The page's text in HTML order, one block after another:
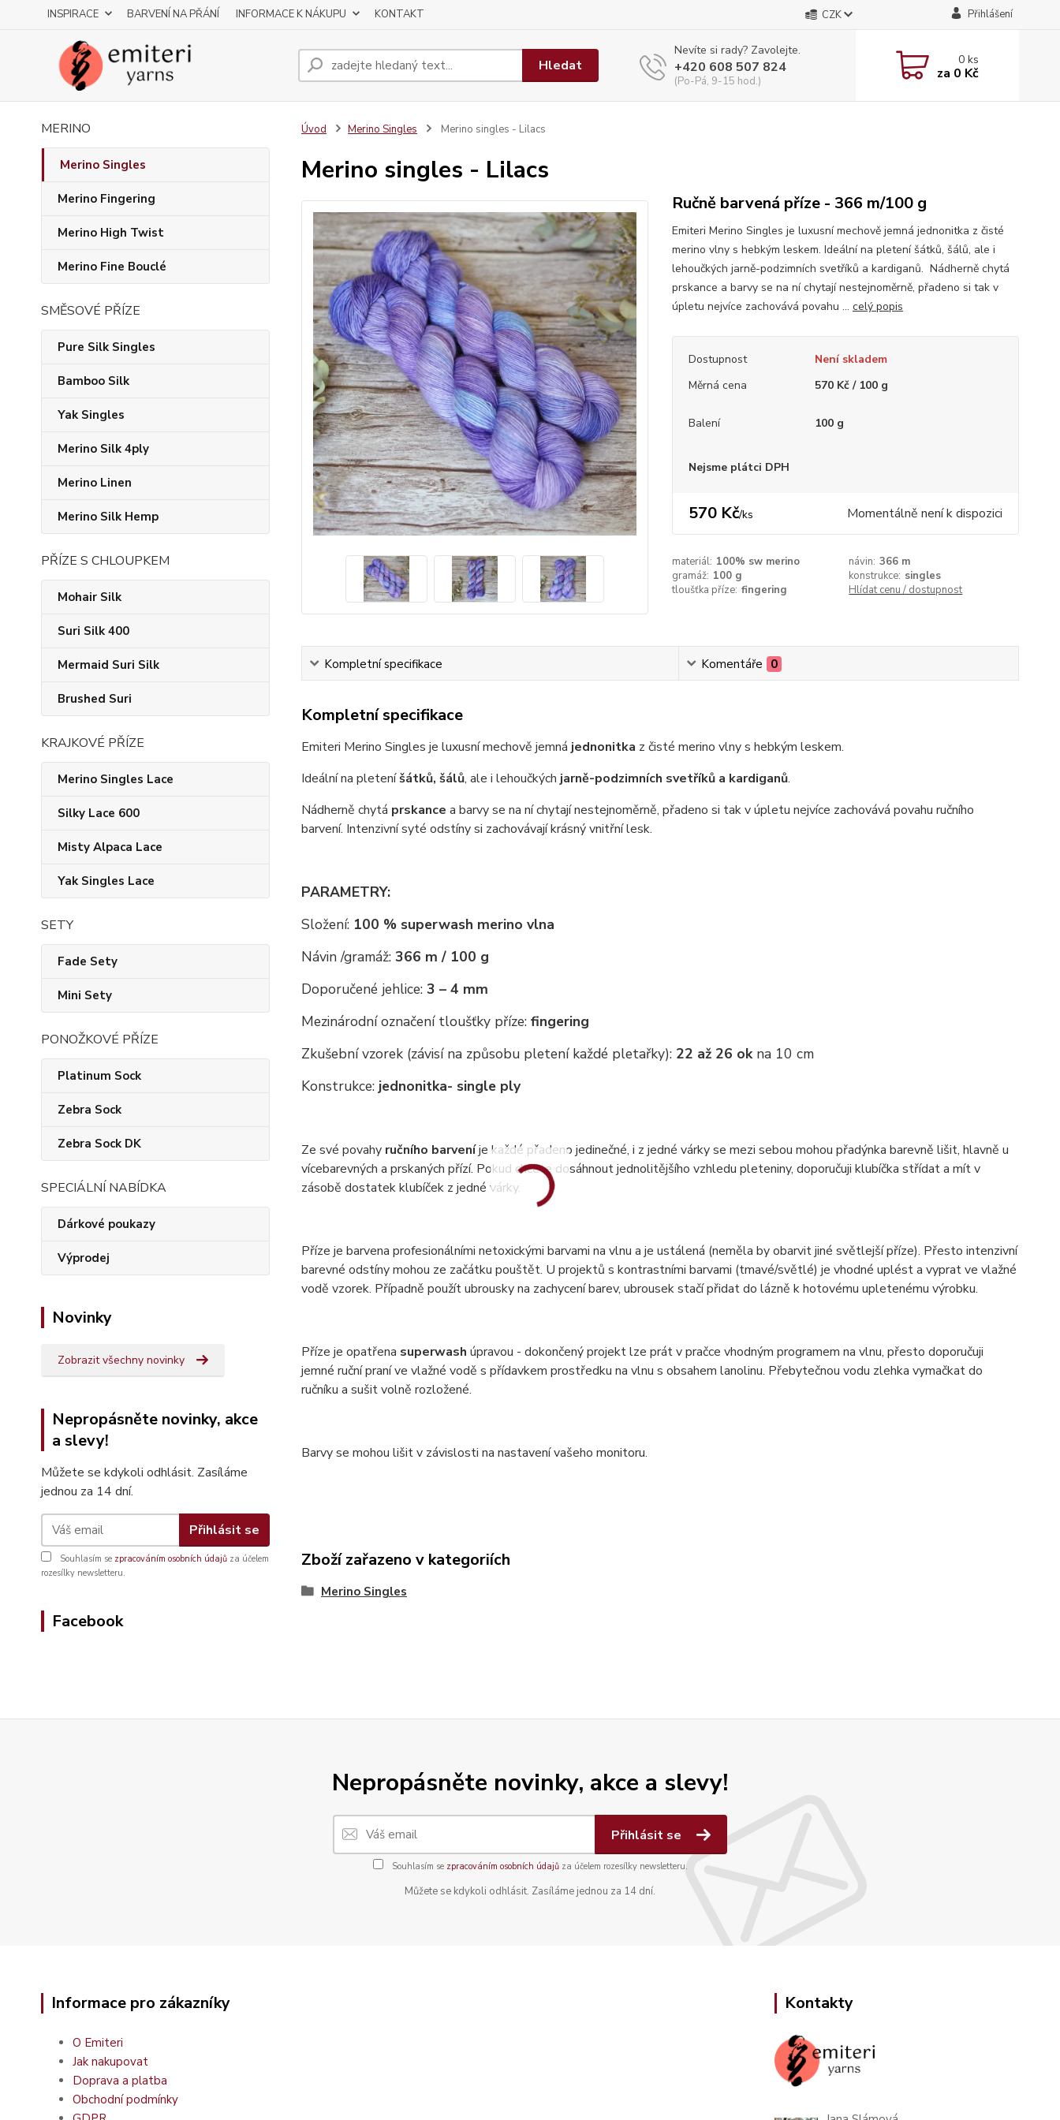
INSPIRACE BARVENÍ NA PŘÁNÍ INFORMACE K NÁKUPU KONTAKT CZK Přihlášení
Hledat
Nevíte si rady? Zavolejte.
+420 608 507 824
(Po-Pá, 9-15 hod.)
0ks
za 0 Kč
MERINO
Merino Singles
Merino Fingering
Merino High Twist
Merino Fine Bouclé
SMĚSOVÉ PŘÍZE
Pure Silk Singles
Bamboo Silk
Yak Singles
Merino Silk 4ply
Merino Linen
Merino Silk Hemp
PŘÍZE S CHLOUPKEM
Mohair Silk
Suri Silk 400
Mermaid Suri Silk
Brushed Suri
KRAJKOVÉ PŘÍZE
Merino Singles Lace
Silky Lace 600
Misty Alpaca Lace
Yak Singles Lace
SETY
Fade Sety
Mini Sety
PONOŽKOVÉ PŘÍZE
Platinum Sock
Zebra Sock
Zebra Sock DK
SPECIÁLNÍ NABÍDKA
Dárkové poukazy
Výprodej
Novinky
Zobrazit všechny novinky
Nepropásněte novinky, akce
a slevy!
Můžete se kdykoli odhlásit. Zasíláme
jednou za 14 dní.
Přihlásit se
Souhlasím se zpracováním osobních údajů za účelem
rozesílky newsletteru.
Facebook
Úvod Merino Singles Merino singles - Lilacs
Merino singles - Lilacs
Ručně barvená příze - 366 m/100 g
Emiteri Merino Singles je luxusní mechově jemná jednonitka z čisté
merino vlny s hebkým leskem. Ideální na pletení šátků, šálů, ale i
lehoučkých jarně-podzimních svetříků a kardiganů. Nádherně chytá
prskance a barvy se na ní chytají nestejnoměrně, přadeno si tak v
úpletu nejvíce zachovává povahu ... celý popis
Dostupnost
Není skladem
Měrná cena
570 Kč / 100 g
Balení 100 g
Nejsme plátci DPH
570 Kč/ks Momentálně není k dispozici
materiál: 100% sw merino návin: 366 m
gramáž: 100 g konstrukce: singles
tloušťka příze: fingering Hlídat cenu / dostupnost
Kompletní specifikace Komentáře 0
Kompletní specifikace
Emiteri Merino Singles je luxusní mechově jemná jednonitka z čisté merino vlny s hebkým leskem.
Ideální na pleteníšátků, šálů, ale i lehoučkých jarně-podzimních svetříků a kardiganů.
Nádherně chytá prskance a barvy se na ní chytají nestejnoměrně, přadeno si tak v úpletu nejvíce zachovává povahu ručního
barvení. Intenzivní syté odstíny si zachovávají krásný vnitřní lesk.
PARAMETRY:
Složení: 100 % superwash merino vlna
Návin /gramáž:366 m / 100 g
Doporučené jehlice: 3 – 4 mm
Mezinárodní označení tloušťky příze: fingering
Zkušební vzorek (závisí na způsobu pletení každé pletařky): 22 až 26 okna 10 cm
Konstrukce: jednonitka- single ply
Ze své povahyručního barveníje každé přadeno jedinečné, i z jedné várky se mezi sebou mohou přadýnka barevně lišit, hlavně u
vícebarevných a prskaných přízí. Pokud chcete dosáhnout jednolitějšího vzhledu pleteniny, doporučuji klubíčka střídat a mít v
zásobě dostatek klubíček z jedné várky.
Příze je barvena profesionálními netoxickými barvami na vlnu a je ustálená (neměla by obarvit jiné světlejší příze). Přesto intenzivní
barevné odstíny mohou ze začátku pouštět. U projektů s kontrastními barvami (tmavé/světlé) je vhodné uplést a vyprat ve vlažné
vodě vzorek. Případně použít ubrousky na zachycení barev, ubrousek stačí přidat do lázně k hotovému upletenému výrobku.
Příze je opatřena superwash úpravou - dokončený projekt lze prát v pračce vhodným programem na vlnu, přesto doporučuji
jemné ruční praní ve vlažné vodě s přídavkem prostředku na vlnu s obsahem lanolinu. Přebytečnou vodu zlehka vymačkat do
ručníku a sušit volně rozložené.
Barvy se mohou lišit v závislosti na nastavení vašeho monitoru.
Zboží zařazeno v kategoriích
Merino Singles
Nepropásněte novinky, akce a slevy!
Přihlásit se
Souhlasím se zpracováním osobních údajůza účelem rozesílky newsletteru.
Můžete se kdykoli odhlásit. Zasíláme jednou za 14 dní.
Informace pro zákazníky
O Emiteri
Jak nakupovat
Doprava a platba
Obchodní podmínky
Kontakty